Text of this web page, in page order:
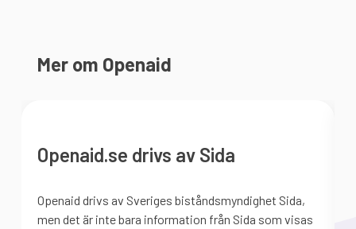
Mer om Openaid
Openaid.se drivs av Sida
Openaid drivs av Sveriges biståndsmyndighet Sida,
men det är inte bara information från Sida som visas